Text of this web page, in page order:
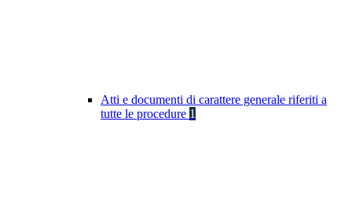
Atti e documenti di carattere generale riferiti a
tutte le procedure 1